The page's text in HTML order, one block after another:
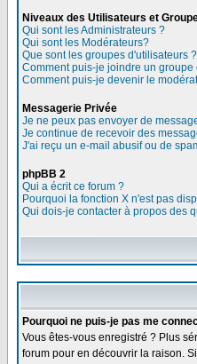
Niveaux des Utilisateurs et
Qui sont les Administrateurs ?
Qui sont les Modérateurs?
Que sont les groupes d'utilisateurs ?
Comment puis-je joindre un groupe
Comment puis-je devenir le
Messagerie Privée
Je ne peux pas envoyer de
Je continue de recevoir des
J'ai reçu un e-mail abusif ou de
phpBB 2
Qui a écrit ce forum ?
Pourquoi la fonction X n'est pas
Qui dois-je contacter à propos des
Pourquoi ne puis-je pas me
Vous êtes-vous enregistré ? Plus
forum pour en découvrir la raison.